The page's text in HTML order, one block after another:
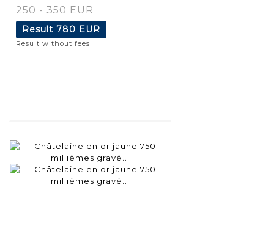
250 - 350 EUR
Result 780 EUR
Result without fees